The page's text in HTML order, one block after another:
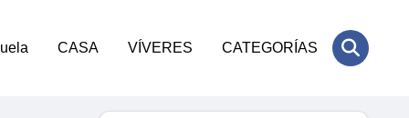
CASA VÍVERES CATEGORÍAS